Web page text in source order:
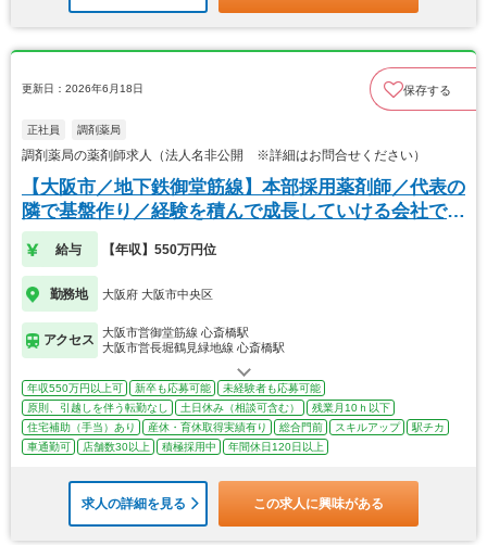
更新日：2026年6月18日 保存する
正社員 調剤薬局
調剤薬局の薬剤師求人（法人名非公開 ※詳細はお問合せください）
【大阪市／地下鉄御堂筋線】本部採用薬剤師／代表の
隣で基盤作り／経験を積んで成長していける会社で
す！
給与 【年収】550万円位
勤務地 大阪府 大阪市中央区
アクセス
大阪市営御堂筋線 心斎橋駅
大阪市営長堀鶴見緑地線 心斎橋駅
年収550万円以上可 新卒も応募可能
未経験者も応募可能
原則、引越しを伴う転勤なし
土日休み（相談可含む）
残業月10ｈ以下
住宅補助（手当）あり
産休・育休取得実績有り 総合門前 スキルアップ
駅チカ
車通勤可
店舗数30以上 積極採用中 年間休日120日以上
求人の詳細を見る この求人に興味がある